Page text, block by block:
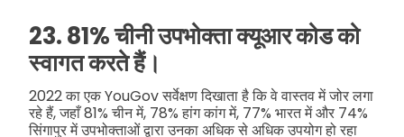
23. 81% चीनी उपभोक्ता क्यूआर कोड को
स्वागत करते हैं।
2022 का एक YouGov सर्वेक्षण दिखाता है कि वे वास्तव में जोर लगा
रहे हैं, जहाँ 81% चीन में, 78% हांग कांग में, 77% भारत में और 74%
सिंगापुर में उपभोक्ताओं द्वारा उनका अधिक से अधिक उपयोग हो रहा